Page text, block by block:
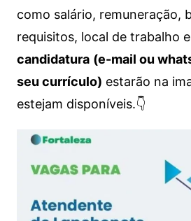
como salário, remuneração,
requisitos, local de trabalho e
candidatura (e-mail ou
seu currículo) estarão na
estejam disponíveis.👇